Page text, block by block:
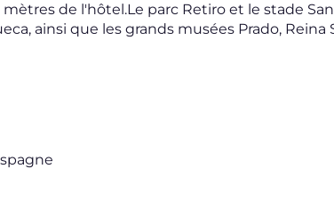
mètres de l'hôtel.Le parc Retiro et le stade
ainsi que les grands musées Prado, Reina